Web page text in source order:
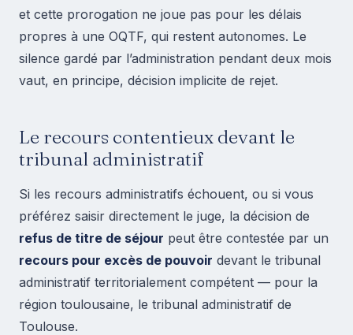
et cette prorogation ne joue pas pour les délais
propres à une OQTF, qui restent autonomes. Le
silence gardé par l’administration pendant deux mois
vaut, en principe, décision implicite de rejet.
Le recours contentieux devant le
tribunal administratif
Si les recours administratifs échouent, ou si vous
préférez saisir directement le juge, la décision de
refus de titre de séjour peut être contestée par un
recours pour excès de pouvoir devant le tribunal
administratif territorialement compétent — pour la
région toulousaine, le tribunal administratif de
Toulouse.